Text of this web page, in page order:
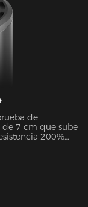
de
7 cm que sube
200%
hidráulico le